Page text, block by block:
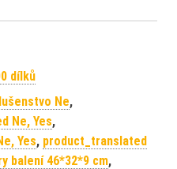
dílků
Ne,
Ne, Yes,
Yes, product_translated
balení 46*32*9 cm,